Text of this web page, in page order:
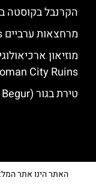
הקרנבל בקוסטה
מרחצאות ערביים Banys Àrabs בגירונה
מוזיאון
City Ruins
טירת בגור (Castell de Begur) בקוסטה ברווה
האתר הינו אתר